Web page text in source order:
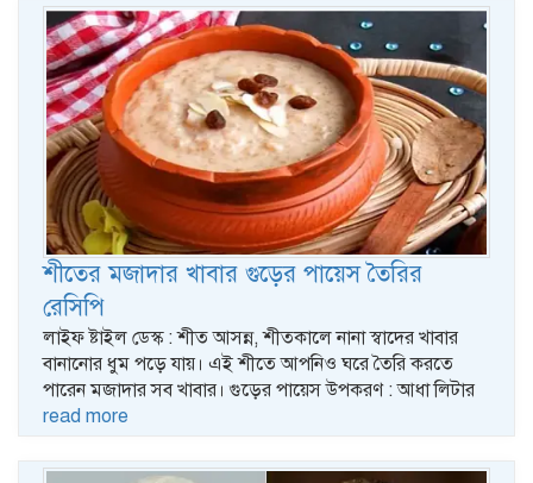
শীতের মজাদার খাবার গুড়ের পায়েস তৈরির
রেসিপি
লাইফ ষ্টাইল ডেস্ক : শীত আসন্ন, শীতকালে নানা স্বাদের খাবার
বানানোর ধুম পড়ে যায়। এই শীতে আপনিও ঘরে তৈরি করতে
পারেন মজাদার সব খাবার। গুড়ের পায়েস উপকরণ : আধা লিটার
read more